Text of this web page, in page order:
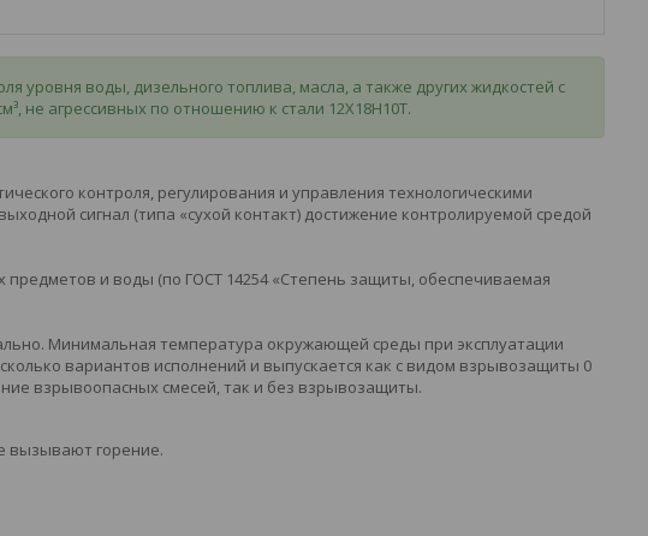
уровня воды, дизельного топлива, масла, а также других жидкостей с
не агрессивных по отношению к стали 12Х18Н10Т.
контроля, регулирования и управления технологическими
сигнал (типа «сухой контакт) достижение контролируемой средой
и воды (по ГОСТ 14254 «Степень защиты, обеспечиваемая
Минимальная температура окружающей среды при эксплуатации
вариантов исполнений и выпускается как с видом взрывозащиты 0
взрывоопасных смесей, так и без взрывозащиты.
вызывают горение.